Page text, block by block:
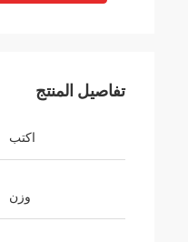
تفاصيل المنتج
اكتب
وزن